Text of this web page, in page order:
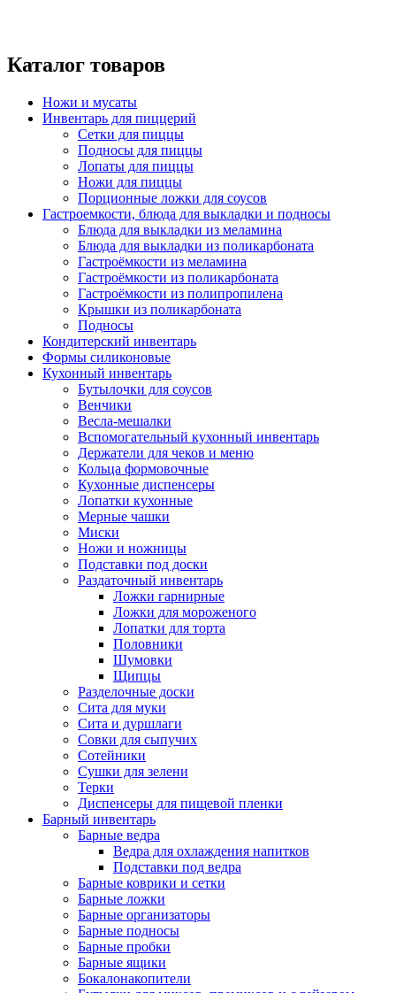
Каталог товаров
Ножи и мусаты
Инвентарь для пиццерий
Сетки для пиццы
Подносы для пиццы
Лопаты для пиццы
Ножи для пиццы
Порционные ложки для соусов
Гастроемкости, блюда для выкладки и подносы
Блюда для выкладки из меламина
Блюда для выкладки из поликарбоната
Гастроёмкости из меламина
Гастроёмкости из поликарбоната
Гастроёмкости из полипропилена
Крышки из поликарбоната
Подносы
Кондитерский инвентарь
Формы силиконовые
Кухонный инвентарь
Бутылочки для соусов
Венчики
Весла-мешалки
Вспомогательный кухонный инвентарь
Держатели для чеков и меню
Кольца формовочные
Кухонные диспенсеры
Лопатки кухонные
Мерные чашки
Миски
Ножи и ножницы
Подставки под доски
Раздаточный инвентарь
Ложки гарнирные
Ложки для мороженого
Лопатки для торта
Половники
Шумовки
Щипцы
Разделочные доски
Сита для муки
Сита и дуршлаги
Совки для сыпучих
Сотейники
Сушки для зелени
Терки
Диспенсеры для пищевой пленки
Барный инвентарь
Барные ведра
Ведра для охлаждения напитков
Подставки под ведра
Барные коврики и сетки
Барные ложки
Барные организаторы
Барные подносы
Барные пробки
Барные ящики
Бокалонакопители